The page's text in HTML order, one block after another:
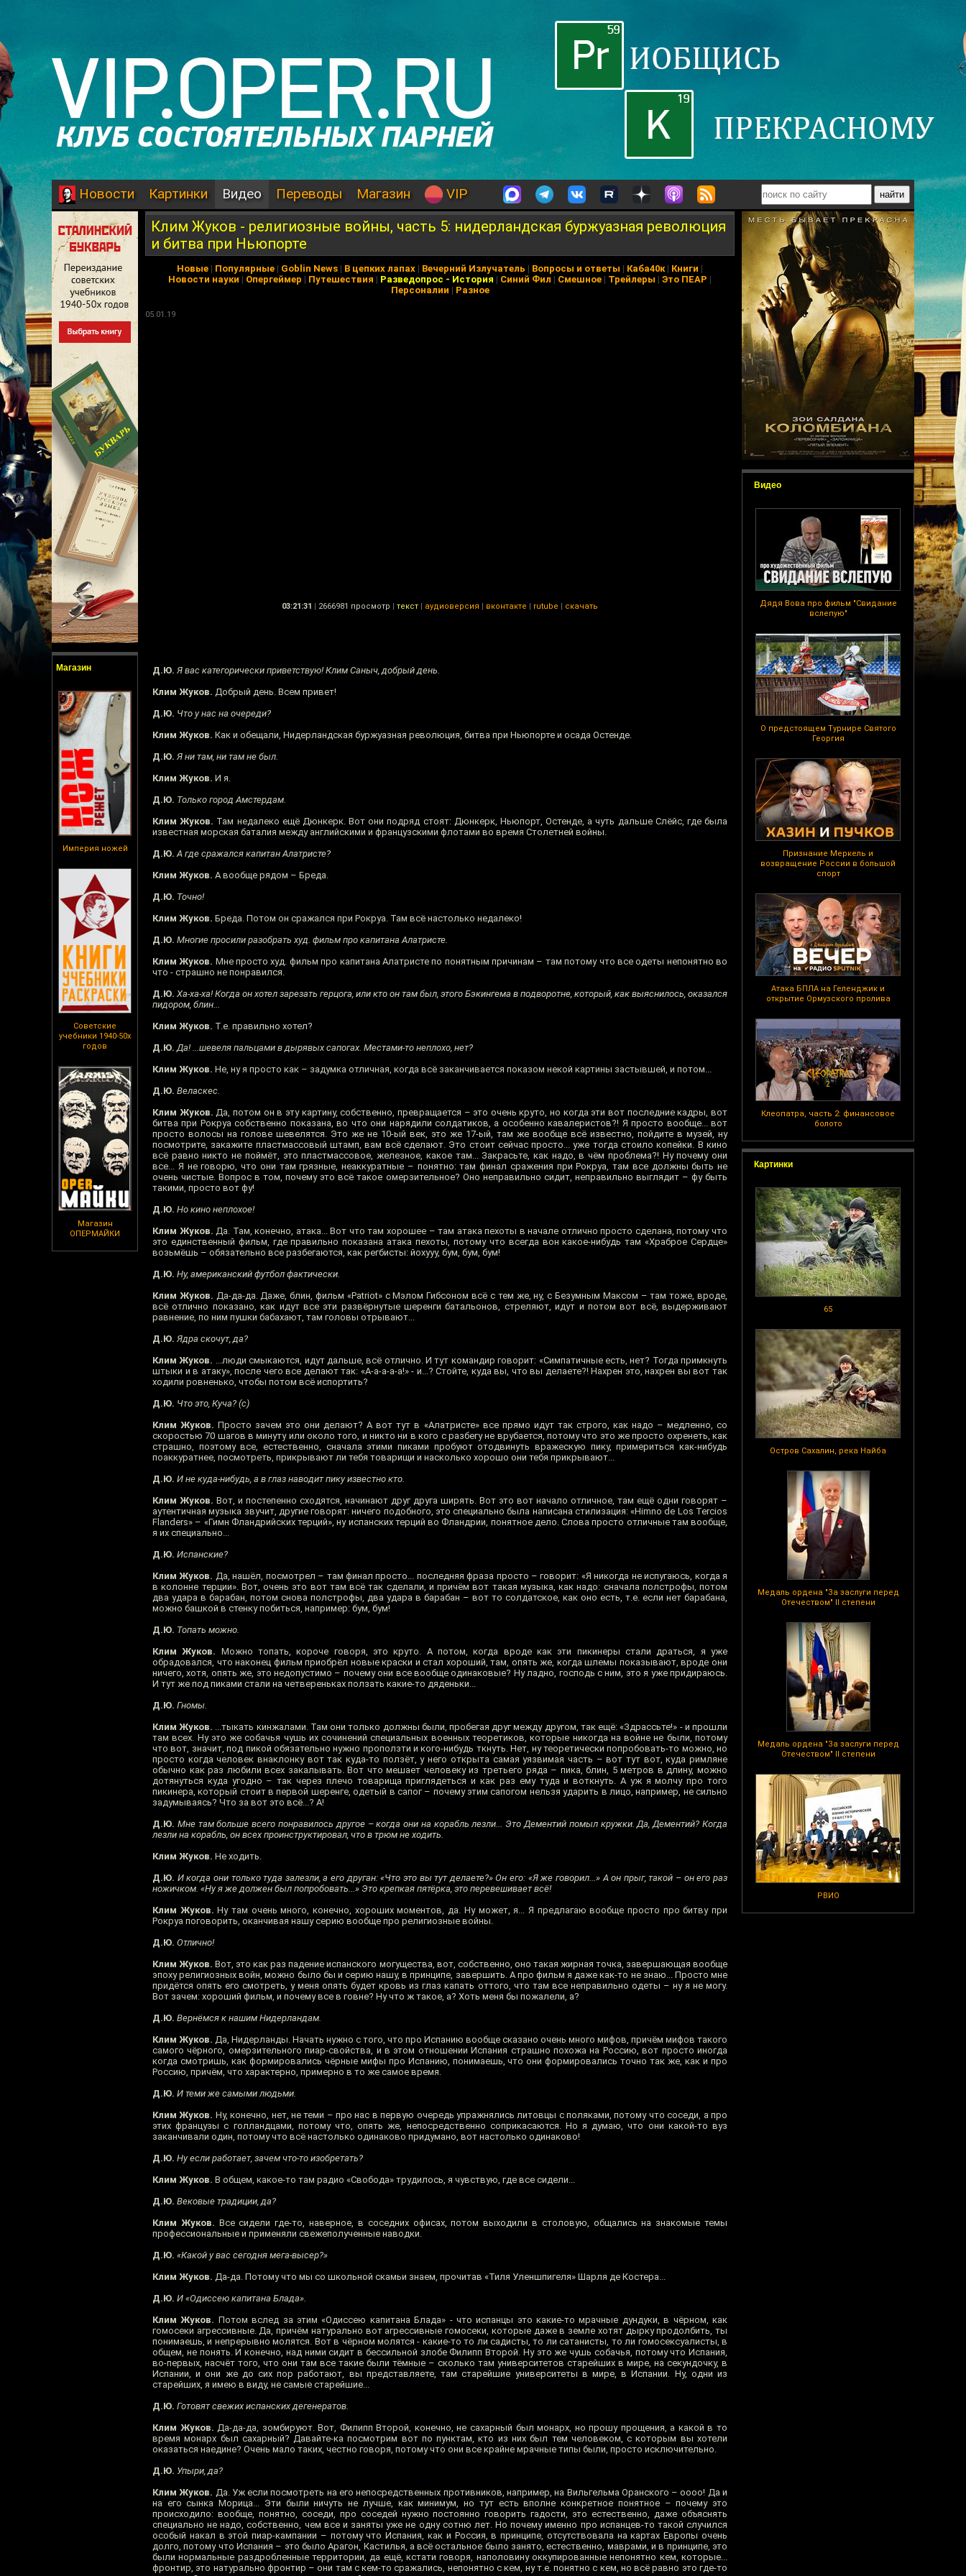
Новости Картинки Видео Переводы Магазин VIP
Магазин
Империя ножей
Советские
учебники 1940-50х
годов
Магазин
ОПЕРМАЙКИ
Видео
Дядя Вова про фильм "Свидание
вслепую"
О предстоящем Турнире Святого
Георгия
Признание Меркель и
возвращение России в большой
спорт
Атака БПЛА на Геленджик и
открытие Ормузского пролива
Клеопатра, часть 2: финансовое
болото
Картинки
65
Остров Сахалин, река Найба
Медаль ордена "За заслуги перед
Отечеством" II степени
Медаль ордена "За заслуги перед
Отечеством" II степени
РВИО
Клим Жуков - религиозные войны, часть 5: нидерландская буржуазная революция
и битва при Ньюпорте
Новые | Популярные | Goblin News | В цепких лапах | Вечерний Излучатель | Вопросы и ответы | Каба40к| Книги |
Новости науки | Опергеймер | Путешествия | Разведопрос - История | Синий Фил | Смешное | Трейлеры | Это ПЕАР |
Персоналии | Разное
05.01.19
03:21:31 | 2666981 просмотр | текст | аудиоверсия | вконтакте | rutube | скачать
Д.Ю. Я вас категорически приветствую! Клим Саныч, добрый день.
Клим Жуков. Добрый день. Всем привет!
Д.Ю. Что у нас на очереди?
Клим Жуков. Как и обещали, Нидерландская буржуазная революция, битва при Ньюпорте и осада Остенде.
Д.Ю. Я ни там, ни там не был.
Клим Жуков. И я.
Д.Ю. Только город Амстердам.
Клим Жуков. Там недалеко ещё Дюнкерк. Вот они подряд стоят: Дюнкерк, Ньюпорт, Остенде, а чуть дальше Слёйс, где была
известная морская баталия между английскими и французскими флотами во время Столетней войны.
Д.Ю. А где сражался капитан Алатристе?
Клим Жуков. А вообще рядом – Бреда.
Д.Ю. Точно!
Клим Жуков. Бреда. Потом он сражался при Рокруа. Там всё настолько недалеко!
Д.Ю. Многие просили разобрать худ. фильм про капитана Алатристе.
Клим Жуков. Мне просто худ. фильм про капитана Алатристе по понятным причинам – там потому что все одеты непонятно во
что - страшно не понравился.
Д.Ю. Ха-ха-ха! Когда он хотел зарезать герцога, или кто он там был, этого Бэкингема в подворотне, который, как выяснилось, оказался
пидором, блин...
Клим Жуков. Т.е. правильно хотел?
Д.Ю. Да! ...шевеля пальцами в дырявых сапогах. Местами-то неплохо, нет?
Клим Жуков. Не, ну я просто как – задумка отличная, когда всё заканчивается показом некой картины застывшей, и потом...
Д.Ю. Веласкес.
Клим Жуков. Да, потом он в эту картину, собственно, превращается – это очень круто, но когда эти вот последние кадры, вот
битва при Рокруа собственно показана, во что они нарядили солдатиков, а особенно кавалеристов?! Я просто вообще... вот
просто волосы на голове шевелятся. Это же не 10-ый век, это же 17-ый, там же вообще всё известно, пойдите в музей, ну
посмотрите, закажите пластмассовый штамп, вам всё сделают. Это стоит сейчас просто... уже тогда стоило копейки. В кино
всё равно никто не поймёт, это пластмассовое, железное, какое там... Закрасьте, как надо, в чём проблема?! Ну почему они
все... Я не говорю, что они там грязные, неаккуратные – понятно: там финал сражения при Рокруа, там все должны быть не
очень чистые. Вопрос в том, почему это всё такое омерзительное? Оно неправильно сидит, неправильно выглядит – фу быть
такими, просто вот фу!
Д.Ю. Но кино неплохое!
Клим Жуков. Да. Там, конечно, атака... Вот что там хорошее – там атака пехоты в начале отлично просто сделана, потому что
это единственный фильм, где правильно показана атака пехоты, потому что всегда вон какое-нибудь там «Храброе Сердце»
возьмёшь – обязательно все разбегаются, как регбисты: йохууу, бум, бум, бум!
Д.Ю. Ну, американский футбол фактически.
Клим Жуков. Да-да-да. Даже, блин, фильм «Patriot» c Мэлом Гибсоном всё с тем же, ну, с Безумным Максом – там тоже, вроде,
всё отлично показано, как идут все эти развёрнутые шеренги батальонов, стреляют, идут и потом вот всё, выдерживают
равнение, по ним пушки бабахают, там головы отрывают...
Д.Ю. Ядра скочут, да?
Клим Жуков. ...люди смыкаются, идут дальше, всё отлично. И тут командир говорит: «Симпатичные есть, нет? Тогда примкнуть
штыки и в атаку», после чего все делают так: «А-а-а-а-а!» - и...? Стойте, куда вы, что вы делаете?! Нахрен это, нахрен вы вот так
ходили ровненько, чтобы потом всё испортить?
Д.Ю. Что это, Куча? (с)
Клим Жуков. Просто зачем это они делают? А вот тут в «Алатристе» все прямо идут так строго, как надо – медленно, со
скоростью 70 шагов в минуту или около того, и никто ни в кого с разбегу не врубается, потому что это же просто охренеть, как
страшно, поэтому все, естественно, сначала этими пиками пробуют отодвинуть вражескую пику, примериться как-нибудь
поаккуратнее, посмотреть, прикрывают ли тебя товарищи и насколько хорошо они тебя прикрывают...
Д.Ю. И не куда-нибудь, а в глаз наводит пику известно кто.
Клим Жуков. Вот, и постепенно сходятся, начинают друг друга ширять. Вот это вот начало отличное, там ещё одни говорят –
аутентичная музыка звучит, другие говорят: ничего подобного, это специально была написана стилизация: «Himno de Los Tercios
Flanders» – «Гимн Фландрийских терций», ну испанских терций во Фландрии, понятное дело. Слова просто отличные там вообще,
я их специально...
Д.Ю. Испанские?
Клим Жуков. Да, нашёл, посмотрел – там финал просто... последняя фраза просто – говорит: «Я никогда не испугаюсь, когда я
в колонне терции». Вот, очень это вот там всё так сделали, и причём вот такая музыка, как надо: сначала полстрофы, потом
два удара в барабан, потом снова полстрофы, два удара в барабан – вот то солдатское, как оно есть, т.е. если нет барабана,
можно башкой в стенку побиться, например: бум, бум!
Д.Ю. Топать можно.
Клим Жуков. Можно топать, короче говоря, это круто. А потом, когда вроде как эти пикинеры стали драться, я уже
обрадовался, что наконец фильм приобрёл новые краски и стал хороший, там, опять же, когда шлемы показывают, вроде они
ничего, хотя, опять же, это недопустимо – почему они все вообще одинаковые? Ну ладно, господь с ним, это я уже придираюсь.
И тут же под пиками стали на четвереньках ползать какие-то дяденьки...
Д.Ю. Гномы.
Клим Жуков. ...тыкать кинжалами. Там они только должны были, пробегая друг между другом, так ещё: «Здрассьте!» - и прошли
там всех. Ну это же собачья чушь их сочинений специальных военных теоретиков, которые никогда на войне не были, потому
что вот, значит, под пикой обязательно нужно проползти и кого-нибудь ткнуть. Нет, ну теоретически попробовать-то можно, но
просто когда человек внаклонку вот так куда-то ползёт, у него открыта самая уязвимая часть – вот тут вот, куда римляне
обычно как раз любили всех закалывать. Вот что мешает человеку из третьего ряда – пика, блин, 5 метров в длину, можно
дотянуться куда угодно – так через плечо товарища приглядеться и как раз ему туда и воткнуть. А уж я молчу про того
пикинера, который стоит в первой шеренге, одетый в сапог – почему этим сапогом нельзя ударить в лицо, например, не сильно
задумываясь? Что за вот это всё...? А!
Д.Ю. Мне там больше всего понравилось другое – когда они на корабль лезли... Это Дементий помыл кружки. Да, Дементий? Когда
лезли на корабль, он всех проинструктировал, что в трюм не ходить.
Клим Жуков. Не ходить.
Д.Ю. И когда они только туда залезли, а его друган: «Что это вы тут делаете?» Он его: «Я же говорил...» А он прыг, такой – он его раз
ножичком. «Ну я же должен был попробовать...» Это крепкая пятёрка, это перевешивает всё!
Клим Жуков. Ну там очень много, конечно, хороших моментов, да. Ну может, я... Я предлагаю вообще просто про битву при
Рокруа поговорить, оканчивая нашу серию вообще про религиозные войны.
Д.Ю. Отлично!
Клим Жуков. Вот, это как раз падение испанского могущества, вот, собственно, оно такая жирная точка, завершающая вообще
эпоху религиозных войн, можно было бы и серию нашу, в принципе, завершить. А про фильм я даже как-то не знаю... Просто мне
придётся опять его смотреть, у меня опять будет кровь из глаз капать оттого, что там все неправильно одеты – ну я не могу.
Вот зачем: хороший фильм, и почему все в говне? Ну что ж такое, а? Хоть меня бы пожалели, а?
Д.Ю. Вернёмся к нашим Нидерландам.
Клим Жуков. Да, Нидерланды. Начать нужно с того, что про Испанию вообще сказано очень много мифов, причём мифов такого
самого чёрного, омерзительного пиар-свойства, и в этом отношении Испания страшно похожа на Россию, вот просто иногда
когда смотришь, как формировались чёрные мифы про Испанию, понимаешь, что они формировались точно так же, как и про
Россию, причём, что характерно, примерно в то же самое время.
Д.Ю. И теми же самыми людьми.
Клим Жуков. Ну, конечно, нет, не теми – про нас в первую очередь упражнялись литовцы с поляками, потому что соседи, а про
этих французы с голландцами, потому что, опять же, непосредственно соприкасаются. Но я думаю, что они какой-то вуз
заканчивали один, потому что всё настолько одинаково придумано, вот настолько одинаково!
Д.Ю. Ну если работает, зачем что-то изобретать?
Клим Жуков. В общем, какое-то там радио «Свобода» трудилось, я чувствую, где все сидели...
Д.Ю. Вековые традиции, да?
Клим Жуков. Все сидели где-то, наверное, в соседних офисах, потом выходили в столовую, общались на знакомые темы
профессиональные и применяли свежеполученные наводки.
Д.Ю. «Какой у вас сегодня мега-высер?»
Клим Жуков. Да-да. Потому что мы со школьной скамьи знаем, прочитав «Тиля Уленшпигеля» Шарля де Костера...
Д.Ю. И «Одиссею капитана Блада».
Клим Жуков. Потом вслед за этим «Одиссею капитана Блада» - что испанцы это какие-то мрачные дундуки, в чёрном, как
гомосеки агрессивные. Да, причём натурально вот агрессивные гомосеки, которые даже в земле хотят дырку продолбить, ты
понимаешь, и непрерывно молятся. Вот в чёрном молятся - какие-то то ли садисты, то ли сатанисты, то ли гомосексуалисты, в
общем, не понять. И конечно, над ними сидит в бессильной злобе Филипп Второй. Ну это же чушь собачья, потому что Испания,
во-первых, насчёт того, что они там все такие были тёмные – сколько там университетов старейших в мире, на секундочку, в
Испании, и они же до сих пор работают, вы представляете, там старейшие университеты в мире, в Испании. Ну, одни из
старейших, я имею в виду, не самые старейшие...
Д.Ю. Готовят свежих испанских дегенератов.
Клим Жуков. Да-да-да, зомбируют. Вот, Филипп Второй, конечно, не сахарный был монарх, но прошу прощения, а какой в то
время монарх был сахарный? Давайте-ка посмотрим вот по пунктам, кто из них был тем человеком, с которым вы хотели
оказаться наедине? Очень мало таких, честно говоря, потому что они все крайне мрачные типы были, просто исключительно.
Д.Ю. Упыри, да?
Клим Жуков. Да. Уж если посмотреть на его непосредственных противников, например, на Вильгельма Оранского – оооо! Да и
на его сынка Морица... Эти были ничуть не лучше, как минимум, но тут есть вполне конкретное понятное – почему это
происходило: вообще, понятно, соседи, про соседей нужно постоянно говорить гадости, это естественно, даже объяснять
специально не надо, собственно, чем все и заняты уже не одну сотню лет. Но почему именно про испанцев-то такой случился
особый накал в этой пиар-кампании – потому что Испания, как и Россия, в принципе, отсутствовала на картах Европы очень
долго, потому что Испания – это было Арагон, Кастилья, а всё остальное было занято, естественно, маврами, и в принципе, это
были нормальные раздробленные территории, да ещё, кстати говоря, наполовину оккупированные непонятно кем, которые...
фронтир, это натурально фронтир – они там с кем-то сражались, непонятно с кем, ну т.е. понятно с кем, но всё равно это где-то